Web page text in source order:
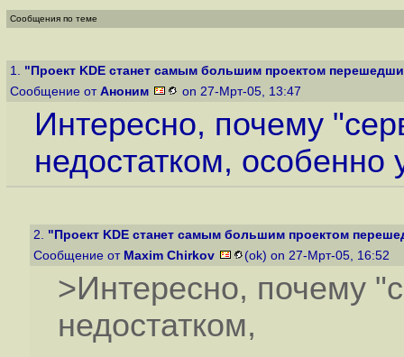
Сообщения по теме
1. "Проект KDE станет самым большим проектом
Сообщение от Аноним on 27-Мрт-05, 13:47
Интересно, почему
недостатком, особенно
2. "Проект KDE станет самым большим проектом
Сообщение от Maxim Chirkov (ok) on 27-Мрт-05, 16:52
>Интересно, почему
недостатком,